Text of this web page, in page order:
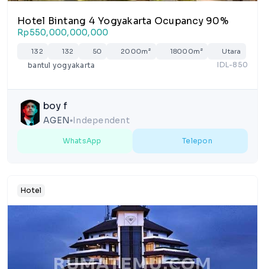
Hotel Bintang 4 Yogyakarta Ocupancy 90%
Rp550,000,000,000
132 132 50 2000m² 18000m² Utara
bantul yogyakarta IDL-850
boy f
AGEN lens Independent
WhatsApp Telepon
Hotel